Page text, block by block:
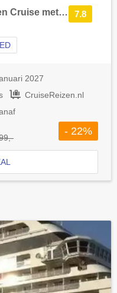
7.8
8 daagse Canarische Eilanden Cruise met de Costa Smeralda vanuit Las Palmas langs Canarische Eilanden, Spanje en Portugal
2027
CruiseReizen.nl
- 22%